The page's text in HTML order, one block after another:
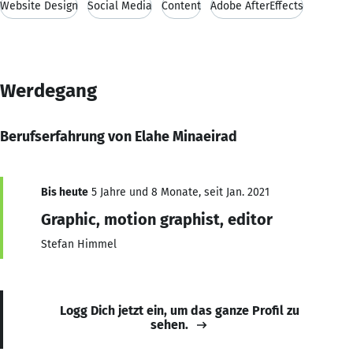
Website Design Social Media Content Adobe AfterEffects
Werdegang
Berufserfahrung von Elahe Minaeirad
Bis heute 5 Jahre und 8 Monate, seit Jan. 2021
Graphic, motion graphist, editor
Stefan Himmel
Logg Dich jetzt ein, um das ganze Profil zu
sehen.